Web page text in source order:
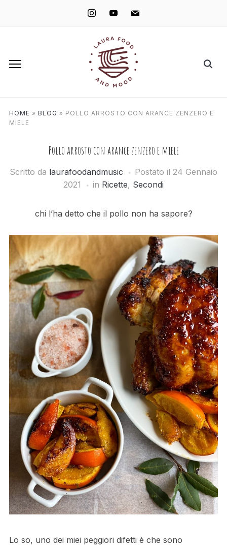
instagramyoutube mail
HOME » BLOG » POLLO ARROSTO CON ARANCE ZENZERO E
MIELE
Pollo arrosto con arance zenzero e miele
Scritto da laurafoodandmusic Postato il 24 Gennaio
2021
in Ricette, Secondi
chi l’ha detto che il pollo non ha sapore?
Lo so, uno dei miei peggiori difetti è che sono